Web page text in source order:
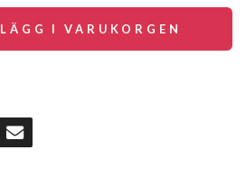
LÄGG I VARUKORGEN